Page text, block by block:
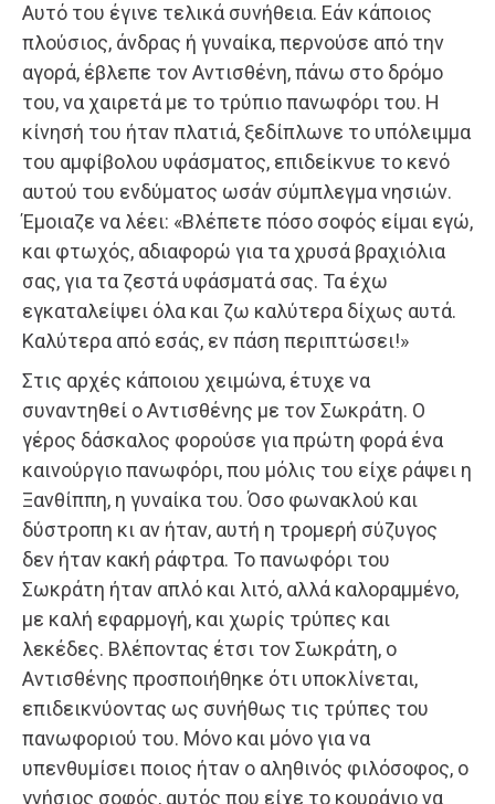
Αυτό του έγινε τελικά συνήθεια. Εάν κάποιος
πλούσιος, άνδρας ή γυναίκα, περνούσε από την
αγορά, έβλεπε τον Αντισθένη, πάνω στο δρόμο
του, να χαιρετά με το τρύπιο πανωφόρι του. Η
κίνησή του ήταν πλατιά, ξεδίπλωνε το υπόλειμμα
του αμφίβολου υφάσματος, επιδείκνυε το κενό
αυτού του ενδύματος ωσάν σύμπλεγμα νησιών.
Έμοιαζε να λέει: «Βλέπετε πόσο σοφός είμαι εγώ,
και φτωχός, αδιαφορώ για τα χρυσά βραχιόλια
σας, για τα ζεστά υφάσματά σας. Τα έχω
εγκαταλείψει όλα και ζω καλύτερα δίχως αυτά.
Καλύτερα από εσάς, εν πάση περιπτώσει!»
Στις αρχές κάποιου χειμώνα, έτυχε να
συναντηθεί ο Αντισθένης με τον Σωκράτη. Ο
γέρος δάσκαλος φορούσε για πρώτη φορά ένα
καινούργιο πανωφόρι, που μόλις του είχε ράψει η
Ξανθίππη, η γυναίκα του. Όσο φωνακλού και
δύστροπη κι αν ήταν, αυτή η τρομερή σύζυγος
δεν ήταν κακή ράφτρα. Το πανωφόρι του
Σωκράτη ήταν απλό και λιτό, αλλά καλοραμμένο,
με καλή εφαρμογή, και χωρίς τρύπες και
λεκέδες. Βλέποντας έτσι τον Σωκράτη, ο
Αντισθένης προσποιήθηκε ότι υποκλίνεται,
επιδεικνύοντας ως συνήθως τις τρύπες του
πανωφοριού του. Μόνο και μόνο για να
υπενθυμίσει ποιος ήταν ο αληθινός φιλόσοφος, ο
γνήσιος σοφός, αυτός που είχε το κουράγιο να